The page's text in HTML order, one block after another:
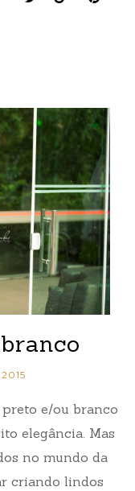
e/ou branco
elegância. Mas
no mundo da
criando lindos